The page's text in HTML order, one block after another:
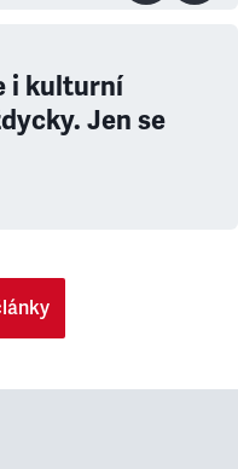
i kulturní
Jen se